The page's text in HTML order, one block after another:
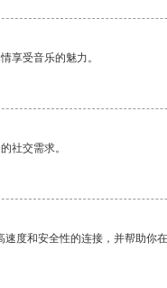
享受音乐的魅力。
社交需求。
度和安全性的连接，并帮助你在